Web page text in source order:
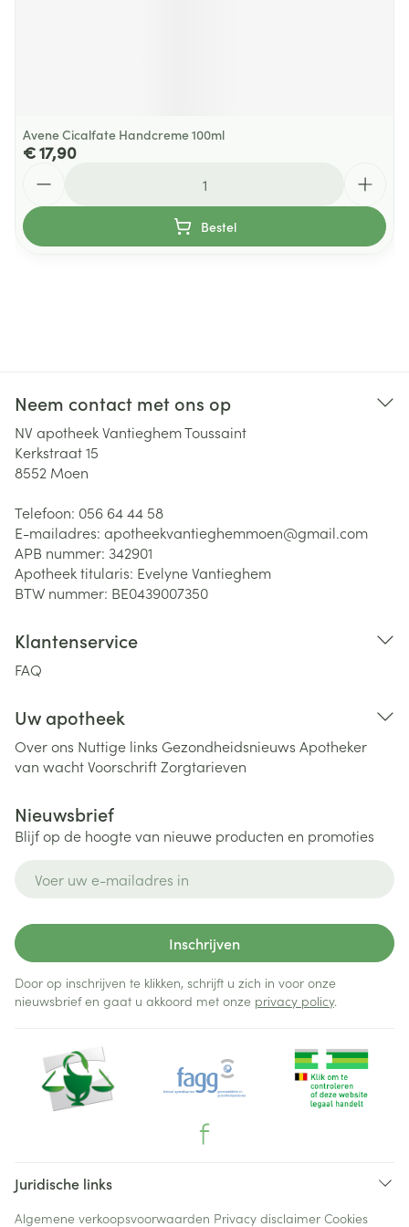
Avene Cicalfate Handcreme 100ml
€ 17,90
Bestel
Neem contact met ons op
NV apotheek Vantieghem Toussaint
Kerkstraat 15
8552 Moen
Telefoon: 056 64 44 58
E-mailadres: apotheekvantieghemmoen@gmail.com
APB nummer: 342901
Apotheek titularis: Evelyne Vantieghem
BTW nummer: BE0439007350
Klantenservice
FAQ
Uw apotheek
Over ons Nuttige links Gezondheidsnieuws Apotheker
van wachtVoorschriftZorgtarieven
Nieuwsbrief
Blijf op de hoogte van nieuwe producten en promoties
Inschrijven
Door op inschrijven te klikken, schrijft u zich in voor onze
nieuwsbrief en gaat u akkoord met onze privacy policy.
Juridische links
Algemene verkoopsvoorwaarden Privacy disclaimer Cookies